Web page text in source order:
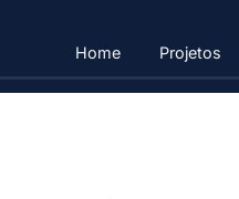
Home Projetos